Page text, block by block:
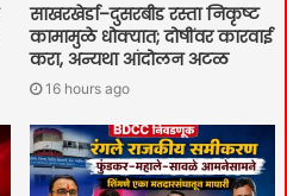
साखरखेर्डा–दुसरबीड रस्ता निकृष्ट
कामामुळे धोक्यात; दोषींवर कारवाई
करा, अन्यथा आंदोलन अटळ
16 hours ago